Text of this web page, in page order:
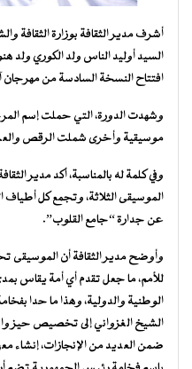
أشرف مدير الثقافة بوزارة الثقافة
السيد أوليد الناس ولد الكوري ولد
افتتاح النسخة السادسة من مهرجان
وشهدت الدورة، التي حملت إسم
موسيقية وأخرى شملت الرقص
وفي كلمة له بالمناسبة، أكد مدير
الموسيقى الثلاثة، وتجمع كل
عن جدارة “جامع القلوب”.
وأوضح مدير الثقافة أن الموسيقى
للأمم، ما جعل تقدم أي أمة يقاس
الوطنية والدولية، وهذا ما حدا
الشيخ الغزواني إلى تخصيص حيز
ضمن العديد من الإنجازات، إنشاء